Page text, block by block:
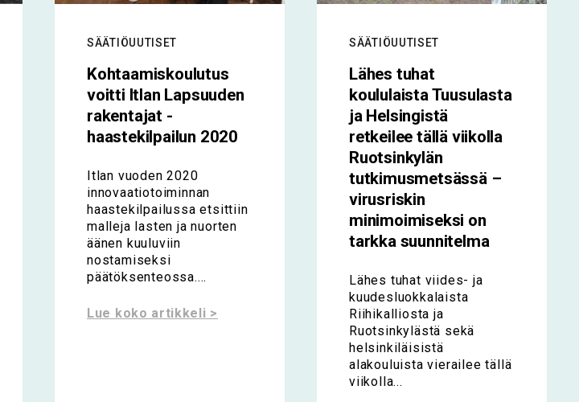
SÄÄTIÖUUTISET
Kohtaamiskoulutus
voitti Itlan Lapsuuden
rakentajat -
haastekilpailun 2020
Itlan vuoden 2020
innovaatiotoiminnan
haastekilpailussa etsittiin
malleja lasten ja nuorten
äänen kuuluviin
nostamiseksi
päätöksenteossa....
Lue koko artikkeli >
SÄÄTIÖUUTISET
Lähes tuhat
koululaista Tuusulasta
ja Helsingistä
retkeilee tällä viikolla
Ruotsinkylän
tutkimusmetsässä –
virusriskin
minimoimiseksi on
tarkka suunnitelma
Lähes tuhat viides- ja
kuudesluokkalaista
Riihikalliosta ja
Ruotsinkylästä sekä
helsinkiläisistä
alakouluista vierailee tällä
viikolla...